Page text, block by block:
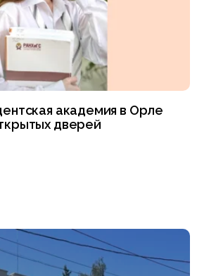
академия в Орле
дверей